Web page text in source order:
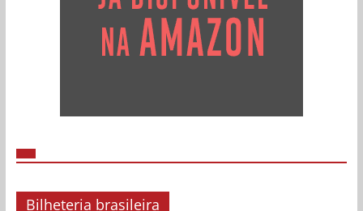
Bilheteria brasileira